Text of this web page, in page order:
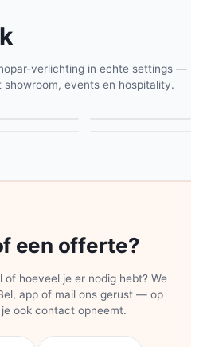
verlichting in echte settings —
events en hospitality.
· Castello
een offerte?
of hoeveel je er nodig hebt? We
app of mail ons gerust — op
ook contact opneemt.